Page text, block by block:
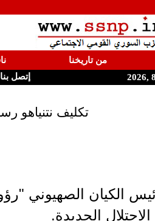
من تاريخنا
إتصل بنا
تكليف نتنياهو
الكيان الصهيوني
الجديدة.